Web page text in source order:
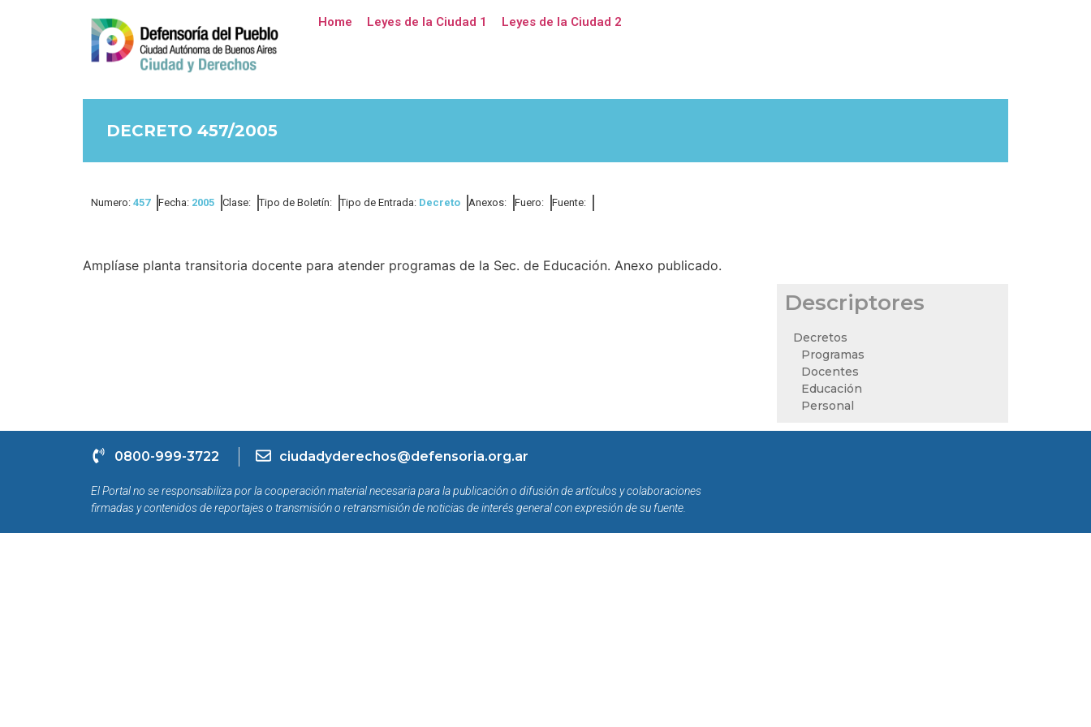
Home Leyes de la Ciudad 1 Leyes de la Ciudad 2
DECRETO 457/2005
Numero: 457 Fecha: 2005 Clase: Tipo de Boletín: Tipo de Entrada: Decreto Anexos: Fuero: Fuente:
Amplíase planta transitoria docente para atender programas de la Sec. de Educación. Anexo publicado.
Descriptores
Decretos
Programas
Docentes
Educación
Personal
0800-999-3722 ciudadyderechos@defensoria.org.ar
El Portal no se responsabiliza por la cooperación material necesaria para la publicación o difusión de artículos y colaboraciones
firmadas y contenidos de reportajes o transmisión o retransmisión de noticias de interés general con expresión de su fuente.